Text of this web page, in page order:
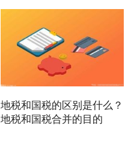
地税和国税的区别是什么？
地税和国税合并的目的